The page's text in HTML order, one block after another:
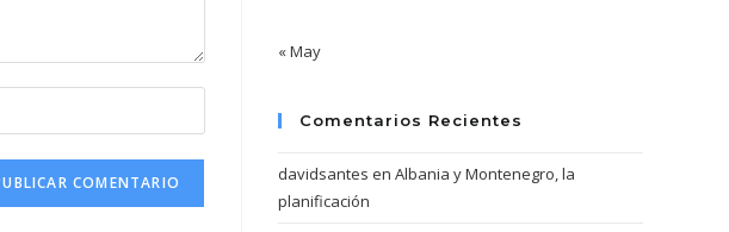
« May
Comentarios Recientes
davidsantes en Albania y Montenegro, la
planificación